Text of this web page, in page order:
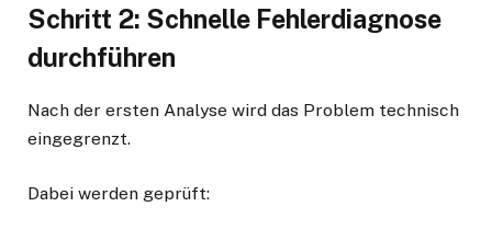
Schritt 2: Schnelle Fehlerdiagnose
durchführen
Nach der ersten Analyse wird das Problem technisch
eingegrenzt.
Dabei werden geprüft: